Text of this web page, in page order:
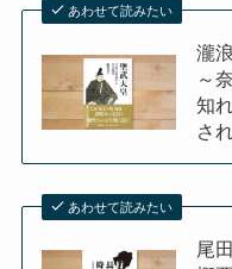
アメリカ編
キューバ編
あわせて読みたい
瀧
～
知
さ
あわせて読みたい
尾